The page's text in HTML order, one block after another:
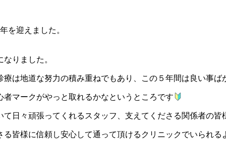
を迎えました。
りました。
は地道な努力の積み重ねでもあり、この５年間は良い事ば
マークがやっと取れるかなというところです
日々頑張ってくれるスタッフ、支えてくださる関係者の皆
皆様に信頼し安心して通って頂けるクリニックでいられる